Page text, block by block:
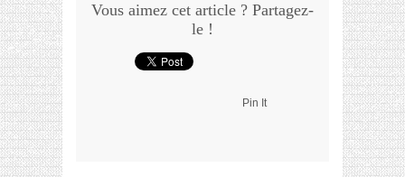
Vous aimez cet article ? Partagez-
le !
Pin It